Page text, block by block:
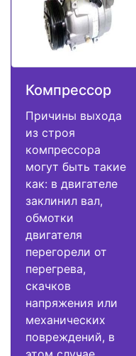
Компрессор
Причины выхода
из строя
компрессора
могут быть такие
как: в двигателе
заклинил вал,
обмотки
двигателя
перегорели от
перегрева,
скачков
напряжения или
механических
повреждений, в